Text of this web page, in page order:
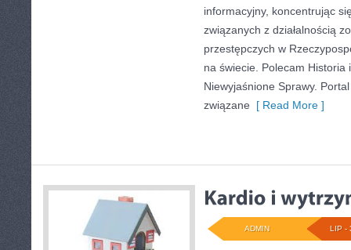
informacyjny, koncentrując
związanych z działalnością
przestępczych w
na świecie. Polecam Historia
Niewyjaśnione Sprawy.
związane [ Read More ]
LIP -
ADMIN